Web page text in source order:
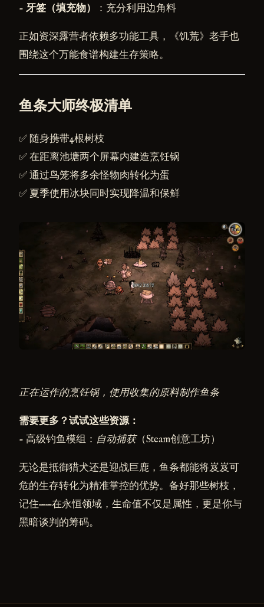
- 牙签（填充物） ：充分利用边角料
正如资深露营者依赖多功能工具，《饥荒》老手也
围绕这个万能食谱构建生存策略。
鱼条大师终极清单
✅ 随身携带4根树枝
✅ 在距离池塘两个屏幕内建造烹饪锅
✅ 通过鸟笼将多余怪物肉转化为蛋
✅ 夏季使用冰块同时实现降温和保鲜
正在运作的烹饪锅，使用收集的原料制作鱼条
需要更多？试试这些资源：
- 高级钓鱼模组： 自动捕获（Steam创意工坊）
无论是抵御猎犬还是迎战巨鹿，鱼条都能将岌岌可
危的生存转化为精准掌控的优势。备好那些树枝，
记住——在永恒领域，生命值不仅是属性，更是你与
黑暗谈判的筹码。